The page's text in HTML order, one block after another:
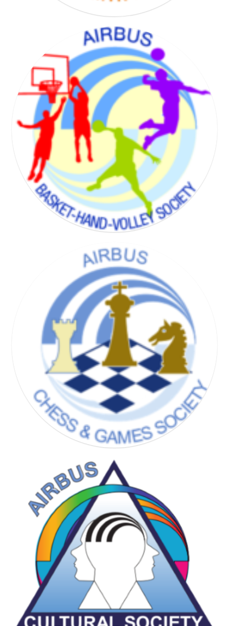
BADMINTON SOCIETY
CHESS & GAMES SOCIETY